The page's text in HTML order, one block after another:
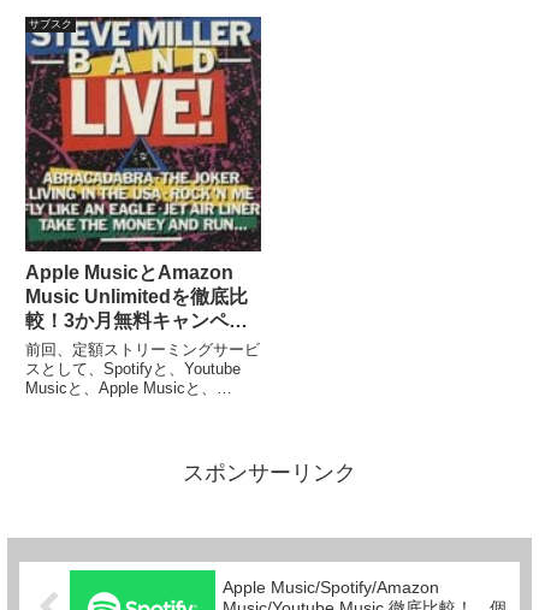
れは・・・と思ったきっかけ、と
いうか、そもそも、この
「Soundoc」というブログを書き
はじめる気になったのが、Spot...
サブスク
Apple MusicとAmazon
Music Unlimitedを徹底比
較！3か月無料キャンペー
ン終了までに決着をつけよ
う。
前回、定額ストリーミングサービ
スとして、Spotifyと、Youtube
Musicと、Apple Musicと、
スポンサーリンク
Apple Music/Spotify/Amazon